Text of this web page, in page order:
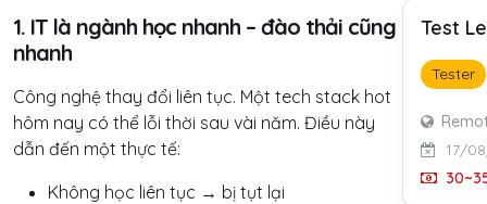
1. IT là ngành học nhanh – đào thải cũng
nhanh
Công nghệ thay đổi liên tục. Một tech stack hot
hôm nay có thể lỗi thời sau vài năm. Điều này
dẫn đến một thực tế:
Không học liên tục → bị tụt lại
Test
Tester
17/